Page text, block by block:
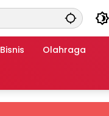
Bisnis Olahraga